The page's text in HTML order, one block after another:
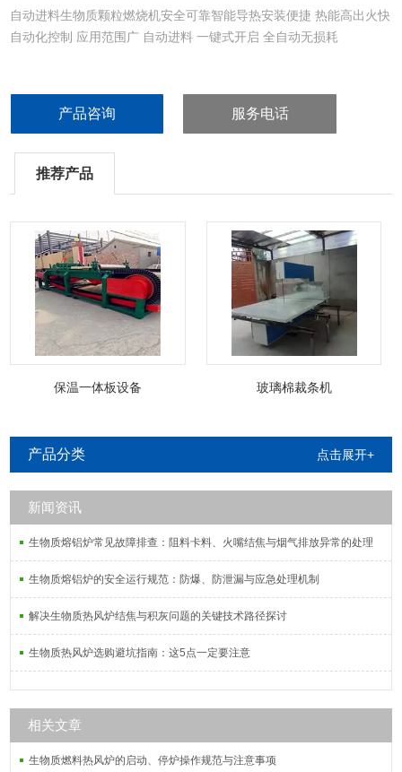
自动进料生物质颗粒燃烧机安全可靠智能导热安装便捷 热能高出火快
自动化控制 应用范围广 自动进料 一键式开启 全自动无损耗
产品咨询 服务电话
推荐产品
保温一体板设备 玻璃棉裁条机
产品分类 点击展开+
新闻资讯
生物质熔铝炉常见故障排查：阻料卡料、火嘴结焦与烟气排放异常的处理
生物质熔铝炉的安全运行规范：防爆、防泄漏与应急处理机制
解决生物质热风炉结焦与积灰问题的关键技术路径探讨
生物质热风炉选购避坑指南：这5点一定要注意
相关文章
生物质燃料热风炉的启动、停炉操作规范与注意事项